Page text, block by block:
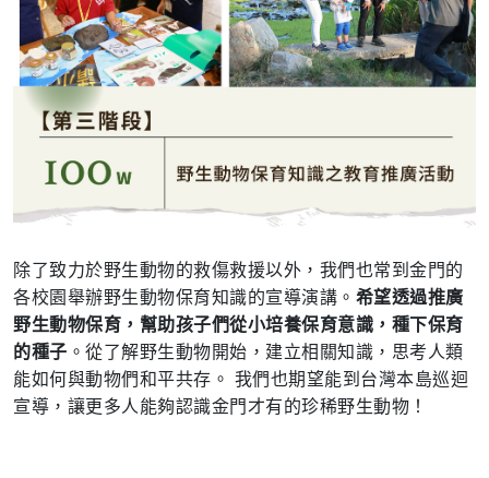
除了致力於野生動物的救傷救援以外，我們也常到金門的
各校園舉辦野生動物保育知識的宣導演講。 希望透過推廣
野生動物保育，幫助孩子們從小培養保育意識，種下保育
的種子 。從了解野生動物開始，建立相關知識，思考人類
能如何與動物們和平共存。 我們也期望能到台灣本島巡迴
宣導，讓更多人能夠認識金門才有的珍稀野生動物！